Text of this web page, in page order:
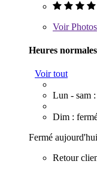
VoirPhotos
Heures normales
Voir tout
Lun - sam
Dim :
Fermé aujourd'hui
Retour